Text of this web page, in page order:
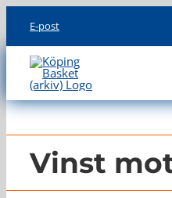
content
E-post
INFO
Vinst